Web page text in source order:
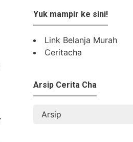
Yuk mampir ke sini!
Link Belanja Murah
Ceritacha
Arsip Cerita Cha